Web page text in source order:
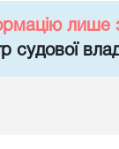
лише
судової